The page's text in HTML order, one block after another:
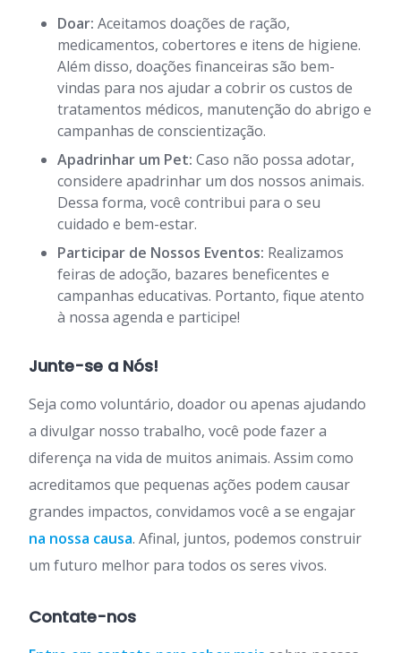
Doar: Aceitamos doações de ração,
medicamentos, cobertores e itens de higiene.
Além disso, doações financeiras são bem-
vindas para nos ajudar a cobrir os custos de
tratamentos médicos, manutenção do abrigo e
campanhas de conscientização.
Apadrinhar um Pet: Caso não possa adotar,
considere apadrinhar um dos nossos animais.
Dessa forma, você contribui para o seu
cuidado e bem-estar.
Participar de Nossos Eventos: Realizamos
feiras de adoção, bazares beneficentes e
campanhas educativas. Portanto, fique atento
à nossa agenda e participe!
Junte-se a Nós!
Seja como voluntário, doador ou apenas ajudando
a divulgar nosso trabalho, você pode fazer a
diferença na vida de muitos animais. Assim como
acreditamos que pequenas ações podem causar
grandes impactos, convidamos você a se engajar
na nossa causa. Afinal, juntos, podemos construir
um futuro melhor para todos os seres vivos.
Contate-nos